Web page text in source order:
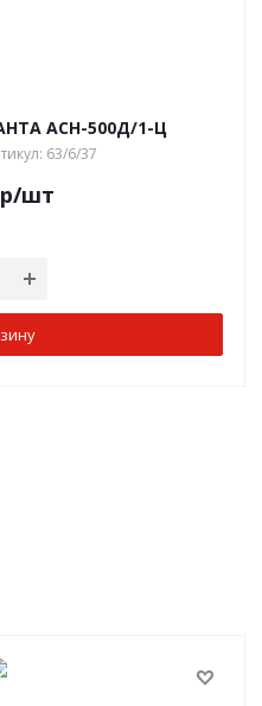
АСН-500Д/1-Ц
63/6/37
р/шт